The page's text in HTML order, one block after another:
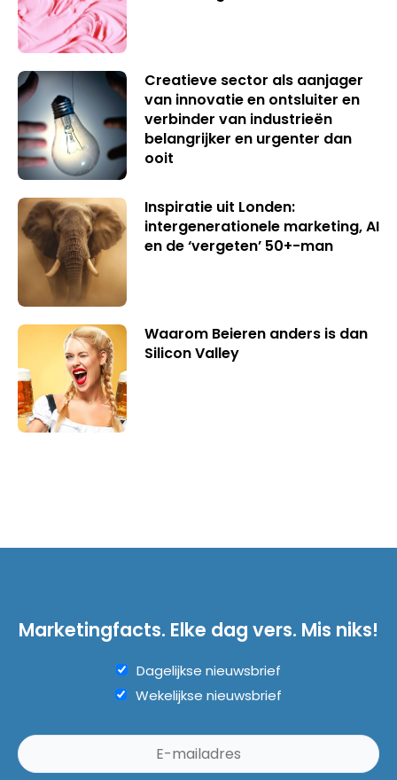
Creatieve sector als aanjager
van innovatie en ontsluiter en
verbinder van industrieën
belangrijker en urgenter dan
ooit
Inspiratie uit Londen:
intergenerationele marketing, AI
en de ‘vergeten’ 50+-man
Waarom Beieren anders is dan
Silicon Valley
Marketingfacts. Elke dag vers. Mis niks!
Dagelijkse nieuwsbrief
Wekelijkse nieuwsbrief